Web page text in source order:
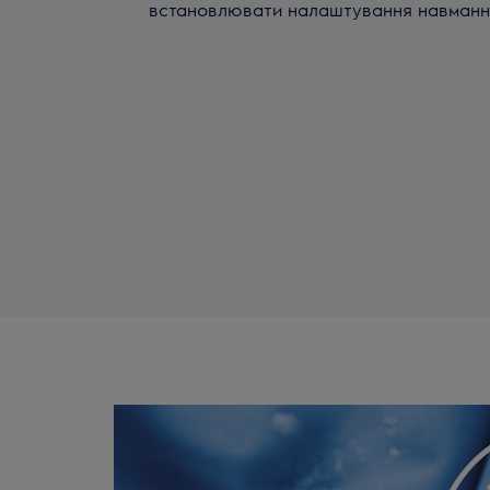
встановлювати налаштування